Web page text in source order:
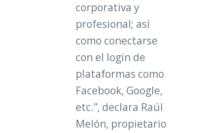
corporativa y
profesional; así
como conectarse
con el login de
plataformas como
Facebook, Google,
etc.”, declara Raúl
Melón, propietario